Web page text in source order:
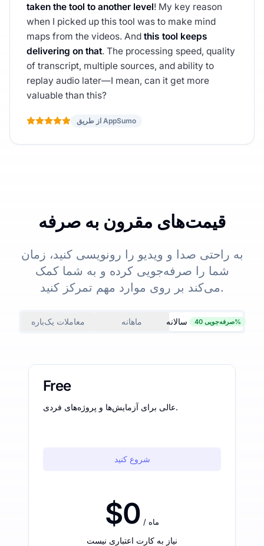
taken the tool to another level! My key reason
when I picked up this tool was to make mind
maps from the videos. And this tool keeps
delivering on that. The processing speed, quality
of transcript, multiple sources, and ability to
replay audio later—I mean, can it get more
valuable than this?
از طریق AppSumo
قیمت‌های مقرون به صرفه
به راحتی صدا و ویدیو را رونویسی کنید، زمان
شما را صرفه‌جویی کرده و به شما کمک
می‌کند بر روی موارد مهم تمرکز کنید.
معاملات یک‌باره ماهانه سالانه صرفه‌جویی 40%
Free
عالی برای آزمایش‌ها و پروژه‌های فردی.
شروع کنید
$0 / ماه
نیاز به کارت اعتباری نیست